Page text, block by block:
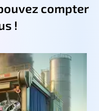
compter
!